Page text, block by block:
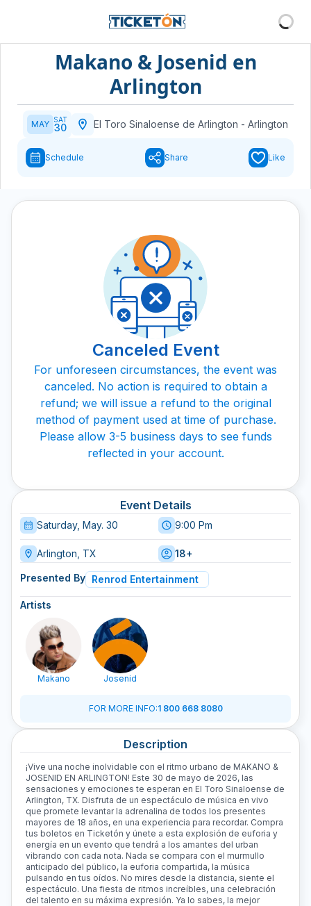
Makano & Josenid en
Arlington
MAY SAT
30 El Toro Sinaloense de Arlington - Arlington
Schedule Share Like
Canceled Event
For unforeseen circumstances, the event was
canceled. No action is required to obtain a
refund; we will issue a refund to the original
method of payment used at time of purchase.
Please allow 3-5 business days to see funds
reflected in your account.
Event Details
Saturday, May. 30 9:00 Pm
Arlington, TX 18+
Presented By Renrod Entertainment
Artists
Makano Josenid
FOR MORE INFO:1 800 668 8080
Description
¡Vive una noche inolvidable con el ritmo urbano de MAKANO &
JOSENID EN ARLINGTON! Este 30 de mayo de 2026, las
sensaciones y emociones te esperan en El Toro Sinaloense de
Arlington, TX. Disfruta de un espectáculo de música en vivo
que promete levantar la adrenalina de todos los presentes
mayores de 18 años, en una experiencia para recordar. Compra
tus boletos en Ticketón y únete a esta explosión de euforia y
energía en un evento que tendrá a los amantes del urban
vibrando con cada nota. Nada se compara con el murmullo
anticipado del público, la euforia compartida, la música
pulsando en tus oídos. No mires desde la distancia, siente el
espectáculo. Una fiesta de ritmos increíbles, una celebración
del talento en su máxima expresión. Ya lo sabes, la mejor